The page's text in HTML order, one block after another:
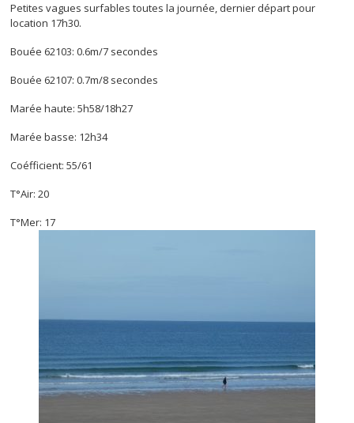
Petites vagues surfables toutes la journée, dernier départ pour
location 17h30.
Bouée 62103: 0.6m/7 secondes
Bouée 62107: 0.7m/8 secondes
Marée haute: 5h58/18h27
Marée basse: 12h34
Coéfficient: 55/61
T°Air: 20
T°Mer: 17